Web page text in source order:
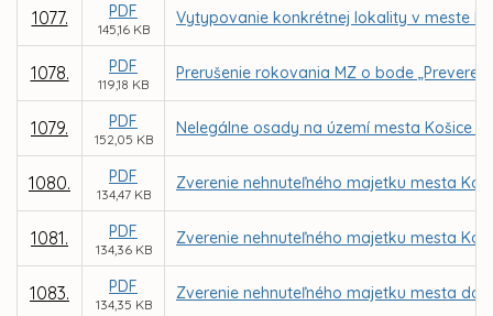
1077. PDF
145,16 KB
Vytypovanie konkrétnej lokality v meste
1078. PDF
119,18 KB
Prerušenie rokovania MZ o bode
1079. PDF
152,05 KB
Nelegálne osady na území mesta Košice
1080. PDF
134,47 KB
Zverenie nehnuteľného majetku mesta
1081. PDF
134,36 KB
Zverenie nehnuteľného majetku mesta
1083. PDF
134,35 KB
Zverenie nehnuteľného majetku mesta do